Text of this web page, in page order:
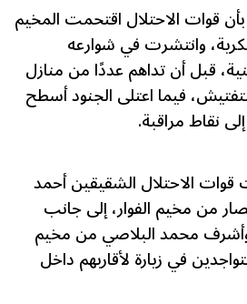
قوات الاحتلال اقتحمت المخيم
وانتشرت في شوارعه
قبل أن تداهم عددًا من منازل
فيما اعتلى الجنود أسطح
نقاط مراقبة.
قوات الاحتلال الشقيقين أحمد
من مخيم الفوار، إلى جانب
محمد البلاصي من مخيم
في زيارة لأقاربهم داخل